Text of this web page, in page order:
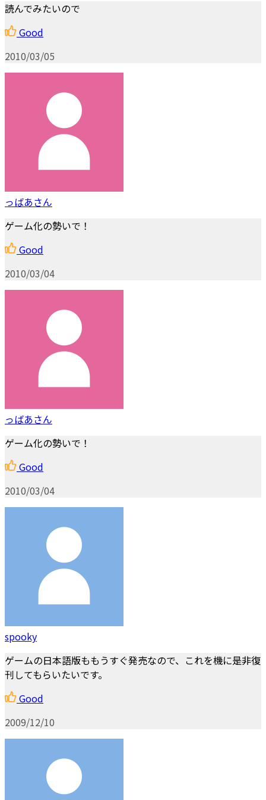
読んでみたいので
Good
2010/03/05
っばあさん
ゲーム化の勢いで！
Good
2010/03/04
っばあさん
ゲーム化の勢いで！
Good
2010/03/04
spooky
ゲームの日本語版ももうすぐ発売なので、これを機に是非復
刊してもらいたいです。
Good
2009/12/10